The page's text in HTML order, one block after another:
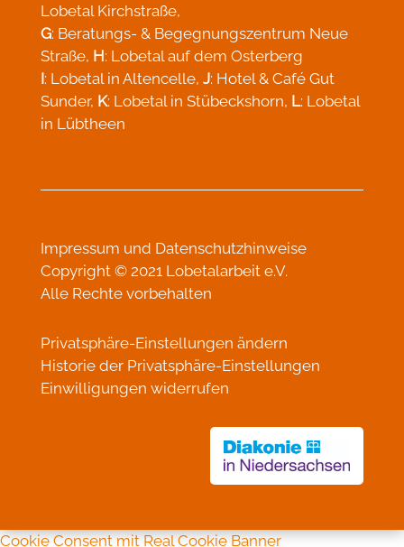
Lobetal Kirchstraße,
G: Beratungs- & Begegnungszentrum Neue
Straße, H: Lobetal auf dem Osterberg
I: Lobetal in Altencelle, J: Hotel & Café Gut
Sunder, K: Lobetal in Stübeckshorn, L: Lobetal
in Lübtheen
Impressum und Datenschutzhinweise
Copyright © 2021 Lobetalarbeit e.V.
Alle Rechte vorbehalten
Privatsphäre-Einstellungen ändern
Historie der Privatsphäre-Einstellungen
Einwilligungen widerrufen
Cookie Consent mit Real Cookie Banner